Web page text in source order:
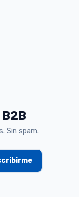
Sin spam.